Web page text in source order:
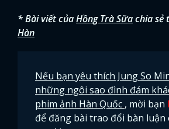
ĐĂNG
* Bài viết củaHồng Trà Sữachia sẻ
Hàn
Nếu bạn yêu thích Jung So
những ngôi sao đình đám
phim ảnh Hàn Quốc , mời bạn
để đăng bài trao đổi bàn luận